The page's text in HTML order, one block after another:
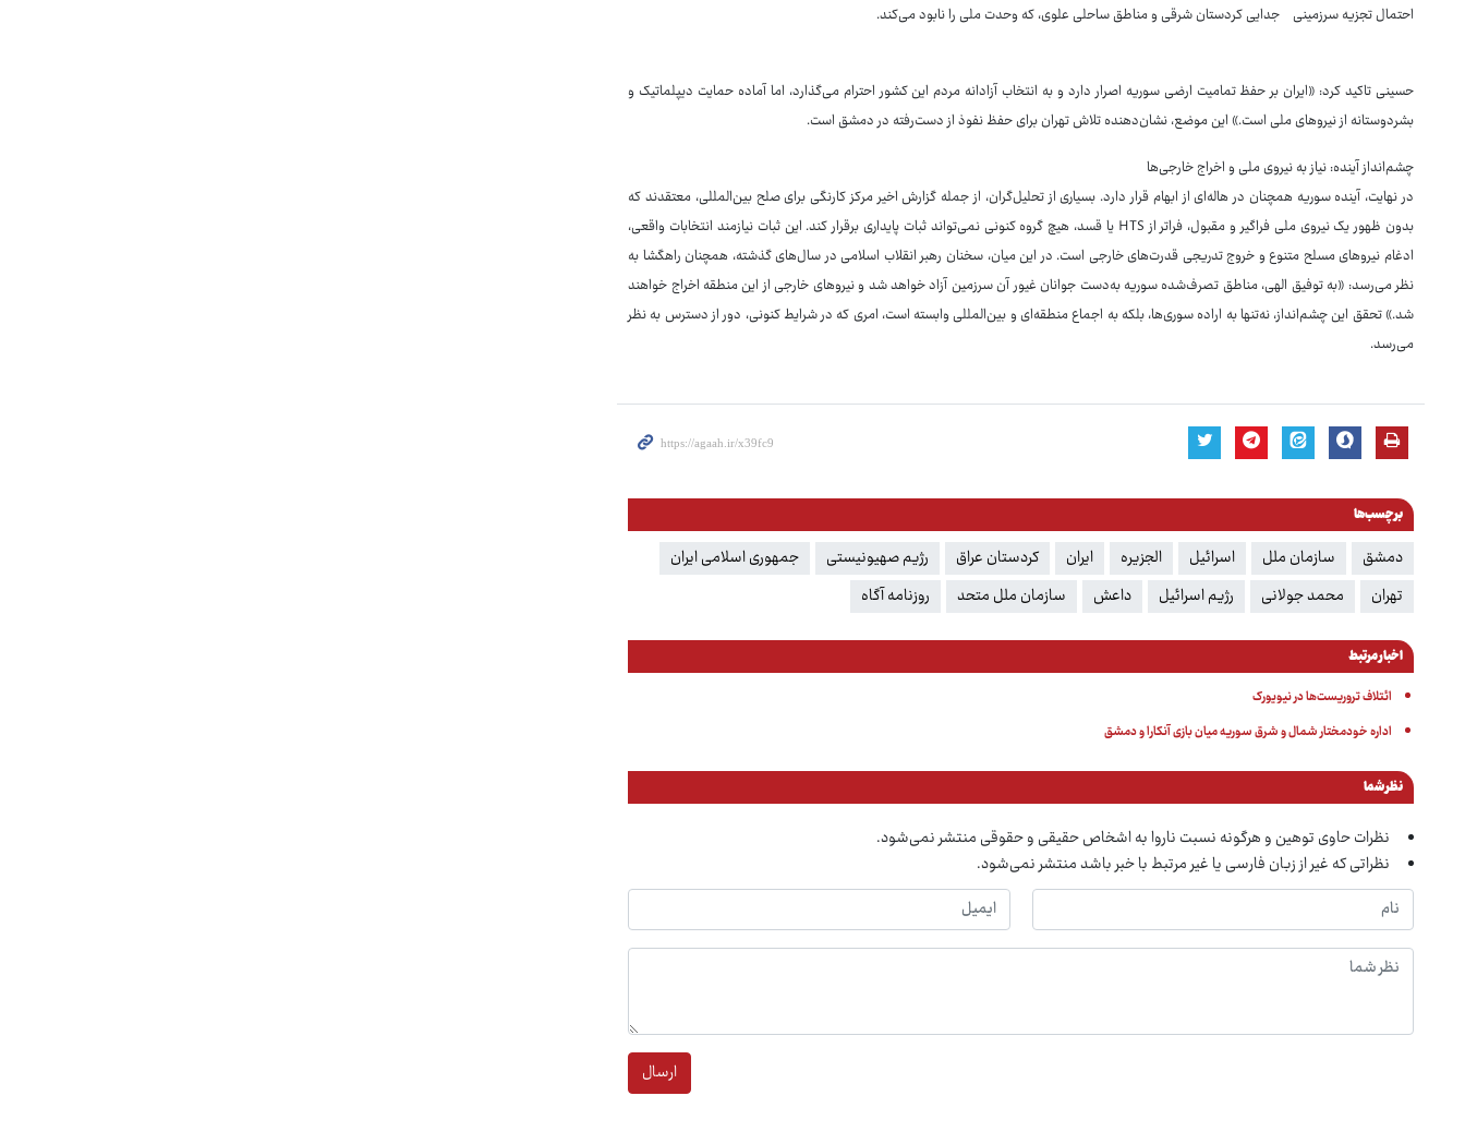
احتمال تجزیه سرزمینی جدایی کردستان شرقی و مناطق ساحلی علوی، که وحدت ملی را نابود می‌کند.
حسینی تاکید کرد: «ایران بر حفظ تمامیت ارضی سوریه اصرار دارد و به انتخاب آزادانه مردم این کشور احترام می‌گذارد، اما آماده حمایت دیپلماتیک و
بشردوستانه از نیروهای ملی است.» این موضع، نشان‌دهنده تلاش تهران برای حفظ نفوذ از دست‌رفته در دمشق است.
چشم‌انداز آینده: نیاز به نیروی ملی و اخراج خارجی‌ها
در نهایت، آینده سوریه همچنان در هاله‌ای از ابهام قرار دارد. بسیاری از تحلیل‌گران، از جمله گزارش اخیر مرکز کارنگی برای صلح بین‌المللی، معتقدند که
بدون ظهور یک نیروی ملی فراگیر و مقبول، فراتر از HTS یا قسد، هیچ گروه کنونی نمی‌تواند ثبات پایداری برقرار کند. این ثبات نیازمند انتخابات واقعی،
ادغام نیروهای مسلح متنوع و خروج تدریجی قدرت‌های خارجی است. در این میان، سخنان رهبر انقلاب اسلامی در سال‌های گذشته، همچنان راهگشا به
نظر می‌رسد: «به توفیق الهی، مناطق تصرف‌شده سوریه به‌دست جوانان غیور آن سرزمین آزاد خواهد شد و نیروهای خارجی از این منطقه اخراج خواهند
شد.» تحقق این چشم‌انداز، نه‌تنها به اراده سوری‌ها، بلکه به اجماع منطقه‌ای و بین‌المللی وابسته است، امری که در شرایط کنونی، دور از دسترس به نظر
می‌رسد.
برچسب‌ها
دمشق سازمان ملل اسرائیل الجزیره ایران کردستان عراق رژیم صهیونیستی
جمهوری اسلامی ایران
تهران
محمد جولانی رژیم اسرائیل داعش سازمان ملل متحد روزنامه آگاه
اخبار مرتبط
ائتلاف تروریست‌ها در نیویورک
اداره خودمختار شمال و شرق سوریه میان بازی آنکارا و دمشق
نظر شما
نظرات حاوی توهین و هرگونه نسبت ناروا به اشخاص حقیقی و حقوقی منتشر نمی‌شود.
نظراتی که غیر از زبان فارسی یا غیر مرتبط با خبر باشد منتشر نمی‌شود.
ارسال